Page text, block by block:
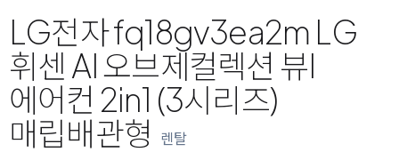
LG전자 fq18gv3ea2m LG
휘센 AI 오브제컬렉션 뷰I
에어컨 2in1 (3시리즈)
매립배관형
렌탈